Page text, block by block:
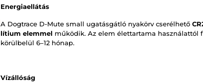
Energiaellátás
A Dogtrace D-Mute small ugatásgátló nyakörv cserélhető
lítium elemmel működik. Az elem élettartama használattól
körülbelül 6–12 hónap.
Vízállóság